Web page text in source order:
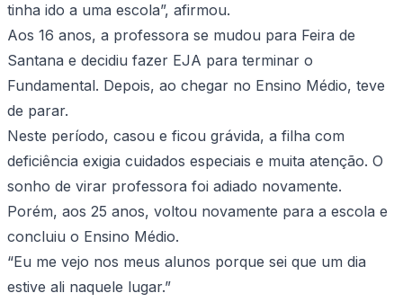
tinha ido a uma escola”, afirmou.
Aos 16 anos, a professora se mudou para Feira de
Santana e decidiu fazer EJA para terminar o
Fundamental. Depois, ao chegar no Ensino Médio, teve
de parar.
Neste período, casou e ficou grávida, a filha com
deficiência exigia cuidados especiais e muita atenção. O
sonho de virar professora foi adiado novamente.
Porém, aos 25 anos, voltou novamente para a escola e
concluiu o Ensino Médio.
“Eu me vejo nos meus alunos porque sei que um dia
estive ali naquele lugar.”